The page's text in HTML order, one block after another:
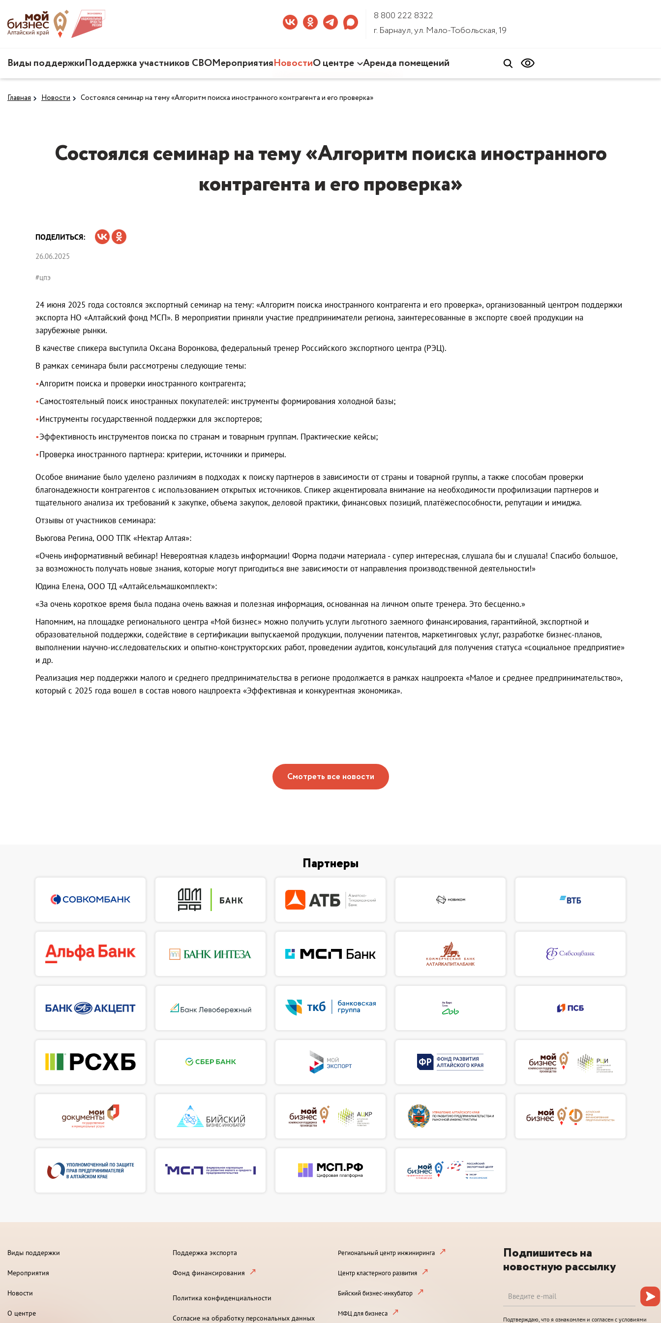
8 800 222 8322
г. Барнаул, ул. Мало-Тобольская, 19
Виды поддержкиПоддержка участников СВОМероприятияНовостиО центре
Команда Центра
3D-тур по Центру
Аренда помещений
Главная Новости Состоялся семинар на тему «Алгоритм поиска иностранного контрагента и его проверка»
Состоялся семинар на тему «Алгоритм поиска иностранного
контрагента и его проверка»
ПОДЕЛИТЬСЯ:
26.06.2025
#цпэ
24 июня 2025 года состоялся экспортный семинар на тему: «Алгоритм поиска иностранного контрагента и его проверка», организованный центром поддержки
экспорта НО «Алтайский фонд МСП». В мероприятии приняли участие предприниматели региона, заинтересованные в экспорте своей продукции на
зарубежные рынки.
В качестве спикера выступила Оксана Воронкова, федеральный тренер Российского экспортного центра (РЭЦ).
В рамках семинара были рассмотрены следующие темы:
Алгоритм поиска и проверки иностранного контрагента;
Самостоятельный поиск иностранных покупателей: инструменты формирования холодной базы;
Инструменты государственной поддержки для экспортеров;
Эффективность инструментов поиска по странам и товарным группам. Практические кейсы;
Проверка иностранного партнера: критерии, источники и примеры.
Особое внимание было уделено различиям в подходах к поиску партнеров в зависимости от страны и товарной группы, а также способам проверки
благонадежности контрагентов с использованием открытых источников. Спикер акцентировала внимание на необходимости профилизации партнеров и
тщательного анализа их требований к закупке, объема закупок, деловой практики, финансовых позиций, платёжеспособности, репутации и имиджа.
Отзывы от участников семинара:
Вьюгова Регина, ООО ТПК «Нектар Алтая»:
«Очень информативный вебинар! Невероятная кладезь информации! Форма подачи материала - супер интересная, слушала бы и слушала! Спасибо большое,
за возможность получать новые знания, которые могут пригодиться вне зависимости от направления производственной деятельности!»
Юдина Елена, ООО ТД «Алтайсельмашкомплект»:
«За очень короткое время была подана очень важная и полезная информация, основанная на личном опыте тренера. Это бесценно.»
Напомним, на площадке регионального центра «Мой бизнес» можно получить услуги льготного заемного финансирования, гарантийной, экспортной и
образовательной поддержки, содействие в сертификации выпускаемой продукции, получении патентов, маркетинговых услуг, разработке бизнес-планов,
выполнении научно-исследовательских и опытно-конструкторских работ, проведении аудитов, консультаций для получения статуса «социальное предприятие»
и др.
Реализация мер поддержки малого и среднего предпринимательства в регионе продолжается в рамках нацпроекта «Малое и среднее предпринимательство»,
который с 2025 года вошел в состав нового нацпроекта «Эффективная и конкурентная экономика».
Смотреть все новости
Партнеры
Виды поддержки
Мероприятия
Новости
О центре
Поддержка экспорта
Фонд финансирования
Политика конфиденциальности
Согласие на обработку персональных данных
Региональный центр инжиниринга
Центр кластерного развития
Бийский бизнес-инкубатор
МФЦ для бизнеса
Подпишитесь на
новостную рассылку
Подтверждаю, что я ознакомлен и согласен с условиями